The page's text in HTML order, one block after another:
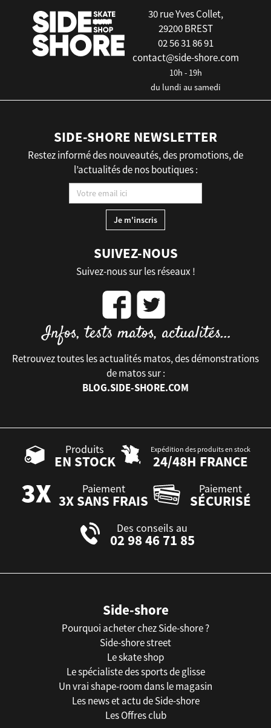
30 rue Yves Collet,
29200 BREST
02 56 31 86 91
contact@side-shore.com
10h - 19h
du lundi au samedi
SIDE-SHORE NEWSLETTER
Restez informé des nouveautés, des promotions, de
l’actualités de nos boutiques :
SUIVEZ-NOUS
Suivez-nous sur les réseaux !
Retrouvez toutes les actualités matos, des démonstrations
de matos sur :
BLOG.SIDE-SHORE.COM
Produits
EN STOCK
Expédition des produits en stock
24/48H FRANCE
Paiement
3X SANS FRAIS
Paiement
SÉCURISÉ
Des conseils au
02 98 46 71 85
Side-shore
Pourquoi acheter chez Side-shore ?
Side-shore street
Le skate shop
Le spécialiste des sports de glisse
Un vrai shape-room dans le magasin
Les news et actu de Side-shore
Les Offres club